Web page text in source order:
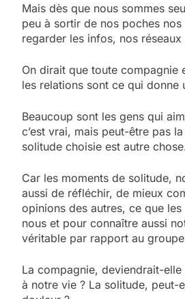
Mais dès que nous sommes
peu à sortir de nos poches
regarder les infos, nos réseaux
On dirait que toute compagnie
les relations sont ce qui donne
Beaucoup sont les gens qui
c’est vrai, mais peut-être pas
solitude choisie est autre
Car les moments de solitude,
aussi de réfléchir, de mieux
opinions des autres, ce que
nous et pour connaître aussi
véritable par rapport au
La compagnie, deviendrait-
à notre vie ? La solitude, peut-